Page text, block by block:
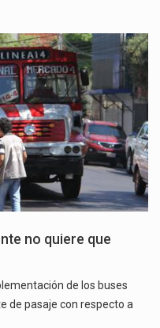
no quiere que
de los buses
de pasaje con respecto a